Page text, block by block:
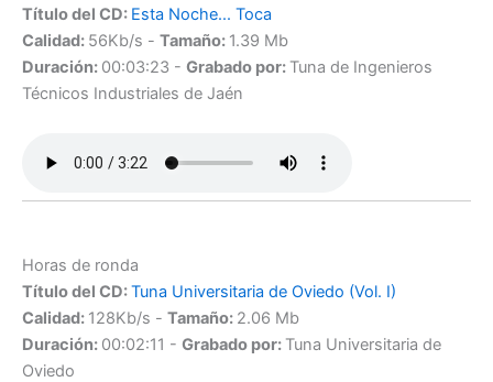
Título del CD: Esta Noche... Toca
Calidad: 56Kb/s - Tamaño: 1.39 Mb
Duración: 00:03:23 - Grabado por: Tuna de Ingenieros
Técnicos Industriales de Jaén
Horas de ronda
Título del CD:Tuna Universitaria de Oviedo (Vol. I)
Calidad: 128Kb/s - Tamaño: 2.06 Mb
Duración: 00:02:11 - Grabado por: Tuna Universitaria de
Oviedo